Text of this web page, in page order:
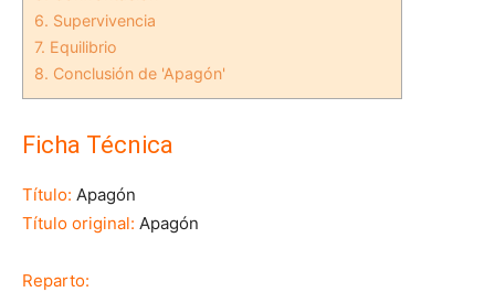
6. Supervivencia
7. Equilibrio
8. Conclusión de 'Apagón'
Ficha Técnica
Título: Apagón
Título original: Apagón
Reparto: